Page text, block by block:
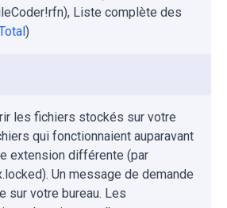
Liste complète des
)
les fichiers stockés sur votre
qui fonctionnaient auparavant
extension différente (par
Un message de demande
sur votre bureau. Les